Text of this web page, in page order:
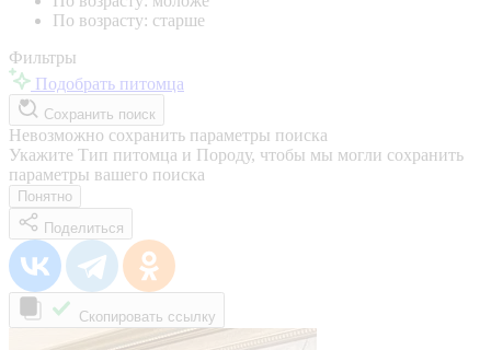
По возрасту: старше
Фильтры
Подобрать питомца
Сохранить поиск
Невозможно сохранить параметры поиска
Укажите Тип питомца и Породу, чтобы мы могли сохранить
параметры вашего поиска
Понятно
Поделиться
Скопировать ссылку